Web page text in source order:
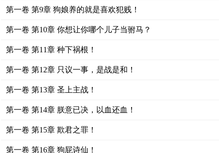
第一卷 第9章 狗娘养的就是喜欢犯贱！
第一卷 第10章 你想让你哪个儿子当驸马？
第一卷 第11章 种下祸根！
第一卷 第12章 只议一事，是战是和！
第一卷 第13章 圣上主战！
第一卷 第14章 朕意已决，以血还血！
第一卷 第15章 欺君之罪！
第一卷 第16章 狗屁诗仙！